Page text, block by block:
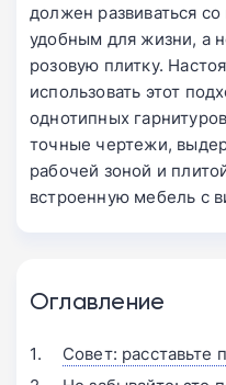
должен развиваться
удобным для жизни, а
розовую плитку.
использовать этот
однотипных
точные чертежи,
рабочей зоной и
встроенную мебель с
Оглавление
Совет: расставьте